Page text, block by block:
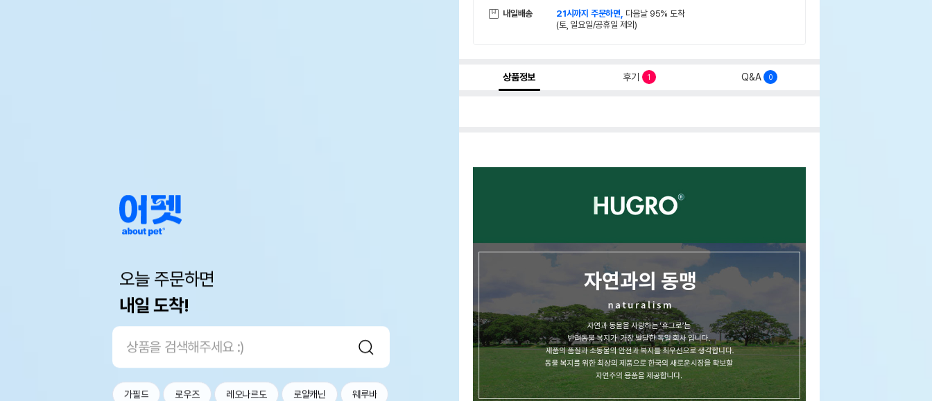
오늘 주문하면
내일 도착!
가필드 로우즈 레오나르도 로얄캐닌 웨루바
내일배송 21시까지 주문하면, 다음날 95% 도착
(토, 일요일/공휴일 제외)
상품정보 후기 1 Q&A 0